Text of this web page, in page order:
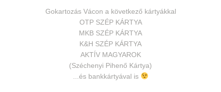
Gokartozás Vácon a következő kártyákkal
OTP SZÉP KÁRTYA
MKB SZÉP KÁRTYA
K&H SZÉP KÁRTYA
AKTÍV MAGYAROK
(Széchenyi Pihenő Kártya)
...és bankkártyával is